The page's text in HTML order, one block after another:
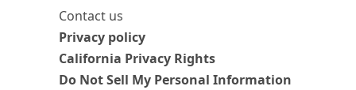
Contact us
Privacy policy
California Privacy Rights
Do Not Sell My Personal Information